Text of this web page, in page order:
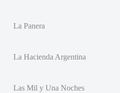
La Panera
La Hacienda Argentina
Las Mil y Una Noches